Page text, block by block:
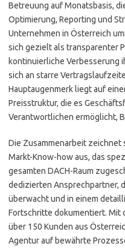
Betreuung auf Monatsbasis,
Optimierung, Reporting und
Unternehmen in Österreich
sich gezielt als transparenter
kontinuierliche Verbesserung
sich an starre
Hauptaugenmerk liegt auf
Preisstruktur, die es
Verantwortlichen ermöglicht,
Die Zusammenarbeit zeichnet
Markt-Know-how aus, das
gesamten DACH-Raum
dedizierten Ansprechpartner,
überwacht und in einem
Fortschritte dokumentiert. Mit
über 150 Kunden aus
Agentur auf bewährte